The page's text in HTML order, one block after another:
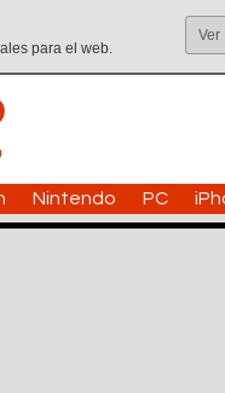
para el web.
Ver
Nintendo PC